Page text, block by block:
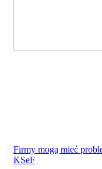
Firmy mogą mieć
KSeF